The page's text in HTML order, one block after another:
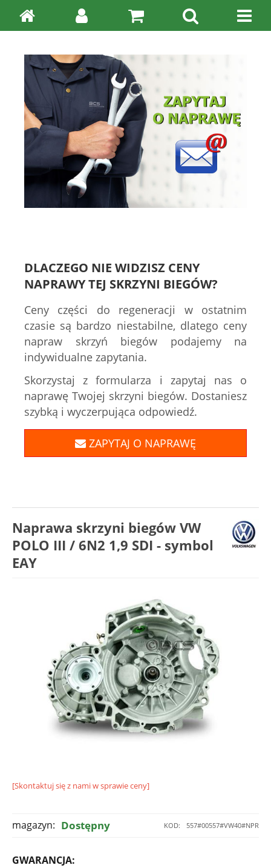
DLACZEGO NIE WIDZISZ CENY
NAPRAWY TEJ SKRZYNI BIEGÓW?
Ceny części do regeneracji w ostatnim
czasie są bardzo niestabilne, dlatego ceny
napraw skrzyń biegów podajemy na
indywidualne zapytania.
Skorzystaj z formularza i zapytaj nas o
naprawę Twojej skrzyni biegów. Dostaniesz
szybką i wyczerpująca odpowiedź.
ZAPYTAJ O NAPRAWĘ
Naprawa skrzyni biegów VW
POLO III / 6N2 1,9 SDI - symbol
EAY
[Skontaktuj się z nami w sprawie ceny]
KOD: 557#00557#VW40#NPR
magazyn: Dostępny
GWARANCJA: